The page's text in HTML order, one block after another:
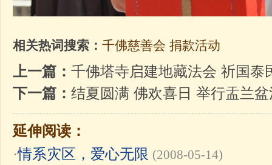
相关热词搜索： 千佛慈善会 捐款活动
上一篇： 千佛塔寺启建地藏法会 祈国泰
下一篇： 结夏圆满 佛欢喜日 举行盂兰
延伸阅读：
·情系灾区，爱心无限 (2008-05-14)